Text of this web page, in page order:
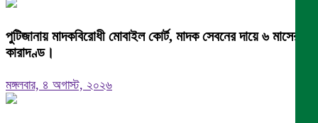
পুটিজানায় মাদকবিরোধী মোবাইল কোর্ট, মাদক সেবনের দায়ে ৬ মাসের
কারাদণ্ড।
মঙ্গলবার, ৪ অগাস্ট, ২০২৬